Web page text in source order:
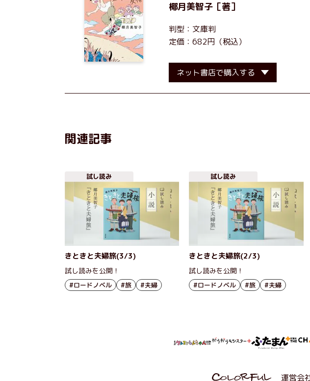
椰月美智子 ［著］
判型：文庫判
定価：682円（税込）
ネット書店で購入する
関連記事
試し読み
きときと夫婦旅(3/3)
試し読みを公開！
#ロードノベル #旅 #夫婦
試し読み
きときと夫婦旅(2/3)
試し読みを公開！
#ロードノベル #旅 #夫婦
運営会